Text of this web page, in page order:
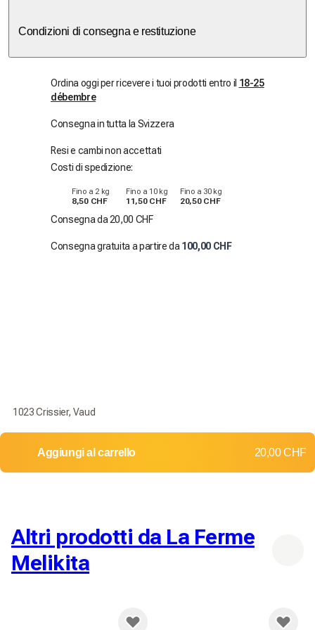
Condizioni di consegna e restituzione
Ordina oggi per ricevere i tuoi prodotti entro il 18-25
débembre
Consegna in tutta la Svizzera
Resi e cambi non accettati
Costi di spedizione:
Fino a 2 kg
8,50 CHF
Fino a 10 kg
11,50 CHF
Fino a 30 kg
20,50 CHF
Consegna da 20,00 CHF
Consegna gratuita a partire da100,00 CHF
1023 Crissier, Vaud
Aggiungi al carrello 20,00 CHF
Altri prodotti da La Ferme
Melikita